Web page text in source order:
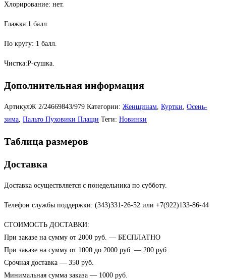
Хлорирование: нет.
Глажка:1 балл.
По кругу: 1 балл.
Чистка:Р-сушка.
Дополнительная информация
АртикулЖ 2/24669843/979 Категории: Женщинам, Куртки, Осень-
зима, Пальто Пуховики Плащи Теги: Новинки
Таблица размеров
Доставка
Доставка осуществляется с понедельника по субботу.
Телефон службы поддержки: (343)331-26-52 или +7(922)133-86-44
СТОИМОСТЬ ДОСТАВКИ:
При заказе на сумму от 2000 руб. — БЕСПЛАТНО
При заказе на сумму от 1000 до 2000 руб. — 200 руб.
Срочная доставка — 350 руб.
Минимальная сумма заказа — 1000 руб.